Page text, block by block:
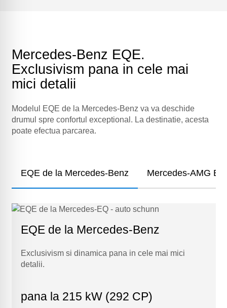
Mercedes-Benz EQE.
Exclusivism pana in cele mai
mici detalii
Modelul EQE de la Mercedes-Benz va va deschide
drumul spre confortul exceptional. La destinatie, acesta
poate efectua parcarea.
EQE de la Mercedes-Benz Mercedes-AMG
EQE de la Mercedes-Benz
Exclusivism si dinamica pana in cele mai mici
detalii.
pana la 215 kW (292 CP)